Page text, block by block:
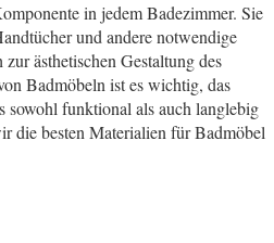
in jedem Badezimmer. Sie
und andere notwendige
ästhetischen Gestaltung des
Badmöbeln ist es wichtig, das
sowohl funktional als auch langlebig
die besten Materialien für Badmöbel